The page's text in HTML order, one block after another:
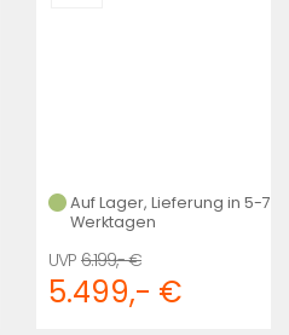
Auf Lager, Lieferung in 5-7
Werktagen
6.199,- €
5.499,- €